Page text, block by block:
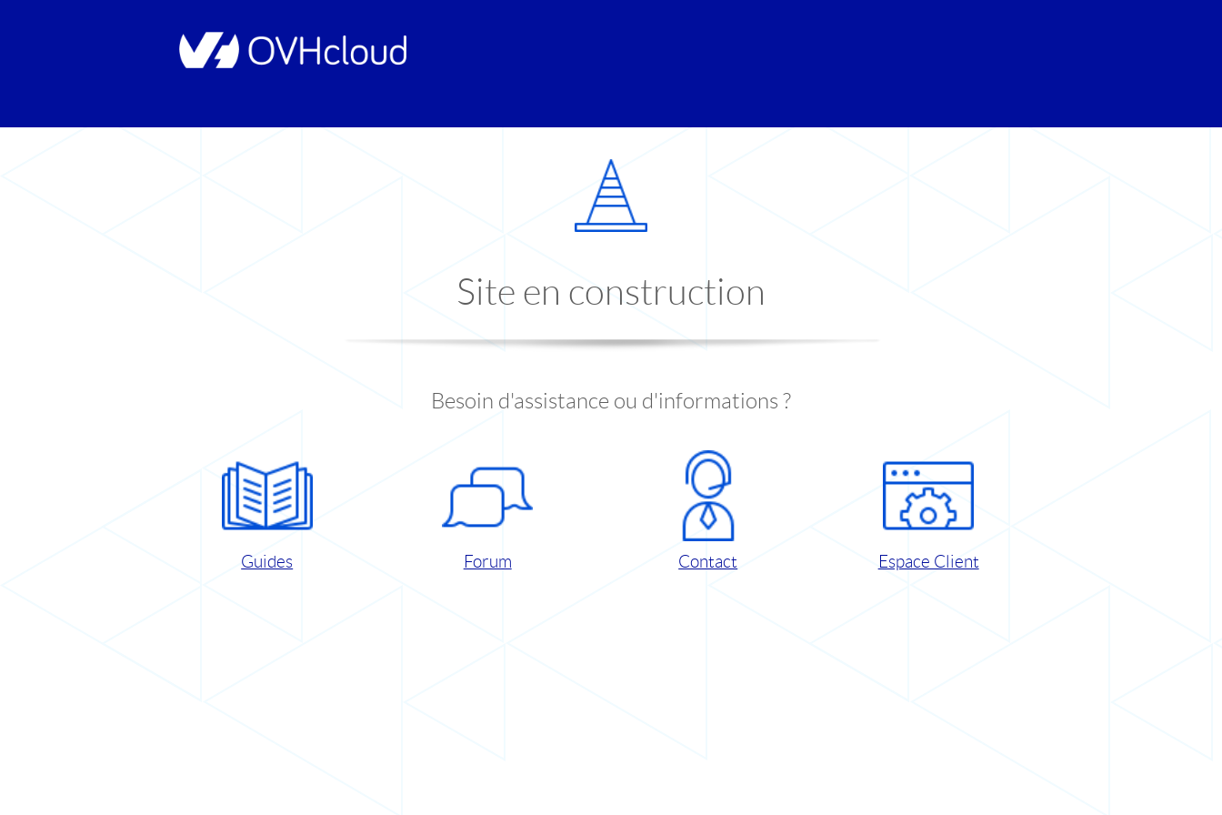
Site en construction
Besoin d'assistance ou d'informations ?
Guides Forum Contact Espace Client